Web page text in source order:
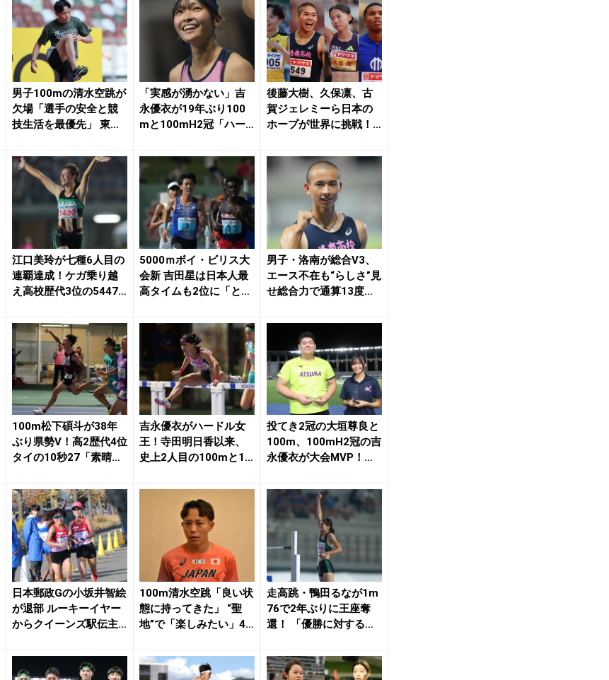
男子100mの清水空跳が
欠場「選手の安全と競
技生活を最優先」 東海
「実感が湧かない」吉
永優衣が19年ぶり100
mと100mH2冠「ハー
後藤大樹、久保凛、古
賀ジェレミーら日本の
ホープが世界に挑戦！
江口美玲が七種6人目の
連覇達成！ケガ乗り越
え高校歴代3位の5447
5000ｍボイ・ビリス大
会新 吉田星は日本人最
高タイムも2位に「とて
男子・洛南が総合V3、
エース不在も“らしさ”見
せ総合力で通算13度で
100m松下碩斗が38年
ぶり県勢V！高2歴代4位
タイの10秒27「素晴ら
吉永優衣がハードル女
王！寺田明日香以来、
史上2人目の100mと10
投てき2冠の大垣尊良と
100m、100mH2冠の吉
永優衣が大会MVP！
日本郵政Gの小坂井智絵
が退部 ルーキーイヤー
からクイーンズ駅伝主
100m清水空跳「良い状
態に持ってきた」 “聖
地”で「楽しみたい」4×
走高跳・鴨田るなが1m
76で2年ぶりに王座奪
還！ 「優勝に対する重